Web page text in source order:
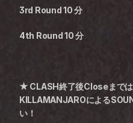
3rd Round 10 分
4th Round 10 分
★ CLASH終了後Closeまで
KILLAMANJAROによる
い！